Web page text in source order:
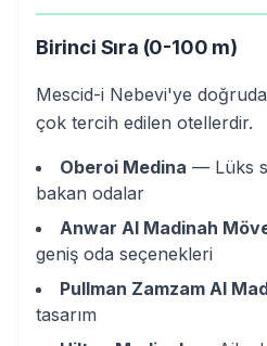
Birinci Sıra (0-100 m)
Mescid-i Nebevi'ye
çok tercih edilen otellerdir.
Oberoi Medina — Lüks
bakan odalar
Anwar Al Madinah
geniş oda seçenekleri
Pullman Zamzam Al
tasarım